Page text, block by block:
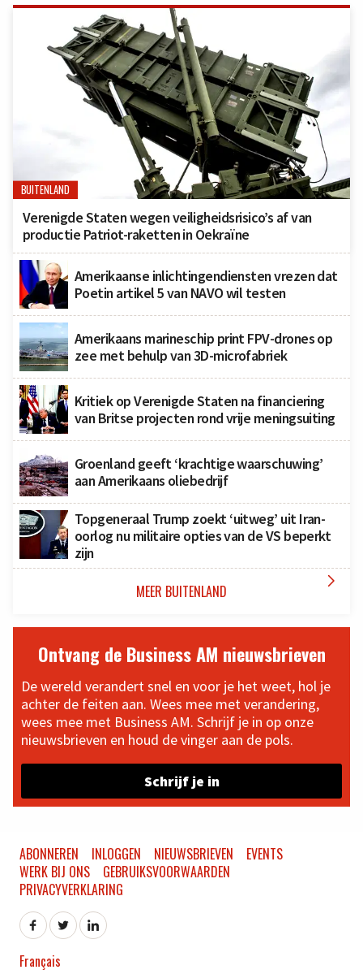
BUITENLAND
Verenigde Staten wegen veiligheidsrisico’s af van
productie Patriot-raketten in Oekraïne
Amerikaanse inlichtingendiensten vrezen dat
Poetin artikel 5 van NAVO wil testen
Amerikaans marineschip print FPV-drones op
zee met behulp van 3D-microfabriek
Kritiek op Verenigde Staten na financiering
van Britse projecten rond vrije meningsuiting
Groenland geeft ‘krachtige waarschuwing’
aan Amerikaans oliebedrijf
Topgeneraal Trump zoekt ‘uitweg’ uit Iran-
oorlog nu militaire opties van de VS beperkt
zijn
MEER BUITENLAND 
Ontvang de Business AM nieuwsbrieven
De wereld verandert snel en voor je het weet, hol je
achter de feiten aan. Wees mee met verandering,
wees mee met Business AM. Schrijf je in op onze
nieuwsbrieven en houd de vinger aan de pols.
Schrijf je in
ABONNEREN INLOGGEN NIEUWSBRIEVEN
EVENTS
WERK BIJ ONS
GEBRUIKSVOORWAARDEN
PRIVACYVERKLARING
Français